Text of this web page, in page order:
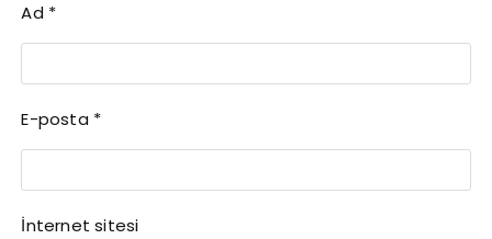
Ad *
E-posta *
İnternet sitesi